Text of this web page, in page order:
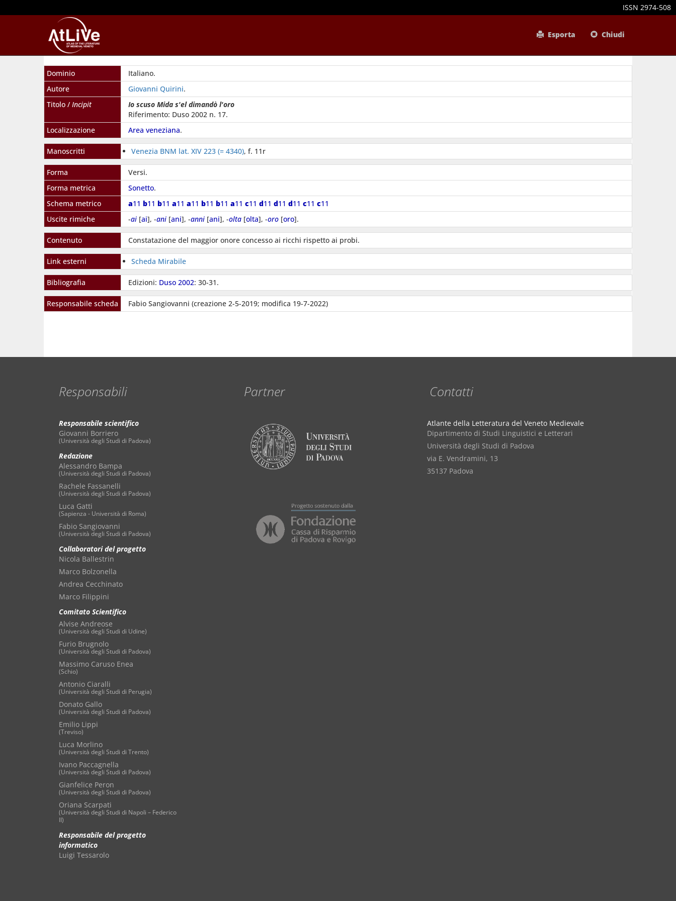
ISSN 2974-508
Esporta Chiudi
Dominio
Italiano.
Autore
Giovanni Quirini.
Titolo / Incipit
Io scuso Mida s'el dimandò l'oro
Riferimento: Duso 2002 n. 17.
Localizzazione
Area veneziana.
Manoscritti Venezia BNM lat. XIV 223 (= 4340), f. 11r
Forma
Versi.
Forma metrica
Sonetto.
Schema metrico
a11 b11 b11a11a11 b11 b11a11c11d11d11d11c11c11
Uscite rimiche
-ai [ai], -ani [ani], -anni [ani], -olta [olta], -oro [oro].
Contenuto Constatazione del maggior onore concesso ai ricchi rispetto ai probi.
Link esterni Scheda Mirabile
Bibliografia Edizioni: Duso 2002: 30-31.
Responsabile scheda Fabio Sangiovanni (creazione 2-5-2019; modifica 19-7-2022)
Responsabili
Responsabile scientifico
Giovanni Borriero
(Università degli Studi di Padova)
Redazione
Alessandro Bampa
(Università degli Studi di Padova)
Rachele Fassanelli
(Università degli Studi di Padova)
Luca Gatti
(Sapienza - Università di Roma)
Fabio Sangiovanni
(Università degli Studi di Padova)
Collaboratori del progetto
Nicola Ballestrin
Marco Bolzonella
Andrea Cecchinato
Marco Filippini
Comitato Scientifico
Alvise Andreose
(Università degli Studi di Udine)
Furio Brugnolo
(Università degli Studi di Padova)
Massimo Caruso Enea
(Schio)
Antonio Ciaralli
(Università degli Studi di Perugia)
Donato Gallo
(Università degli Studi di Padova)
Emilio Lippi
(Treviso)
Luca Morlino
(Università degli Studi di Trento)
Ivano Paccagnella
(Università degli Studi di Padova)
Gianfelice Peron
(Università degli Studi di Padova)
Oriana Scarpati
(Università degli Studi di Napoli – Federico
II)
Responsabile del progetto
informatico
Luigi Tessarolo
Partner Contatti
Atlante della Letteratura del Veneto Medievale
Dipartimento di Studi Linguistici e Letterari
Università degli Studi di Padova
via E. Vendramini, 13
35137 Padova